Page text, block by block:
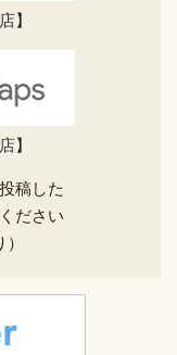
】
】
稿した
ださい